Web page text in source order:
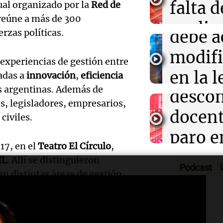
organizado por laRed de
a más de 300
políticas.
de gestión entre
ainnovación, eficiencia
argentinas. Además de
legisladores, empresarios,
civiles.
en elTeatro El Círculo,
. Allí se distinguieron
distintas áreas de gestión,
en servicios,
Ahora país
Episodios
falta
sobre
tierras
Noticias
Episodios
una
debe
en la
falta
Noticias
Episodios
Audio.
Cruz
paro
2023
Audio.
clave
causa
Audio.
Podcast